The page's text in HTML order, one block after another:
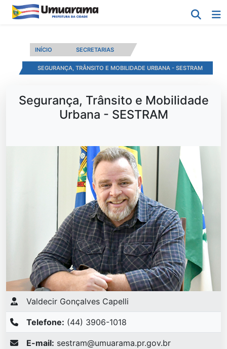
INÍCIO SECRETARIAS
SEGURANÇA, TRÂNSITO E MOBILIDADE URBANA - SESTRAM
Segurança, Trânsito e Mobilidade
Urbana - SESTRAM
Valdecir Gonçalves Capelli
Telefone: (44) 3906-1018
E-mail: sestram@umuarama.pr.gov.br